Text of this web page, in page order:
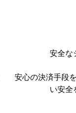
安全な
安心の決済手段
い安全